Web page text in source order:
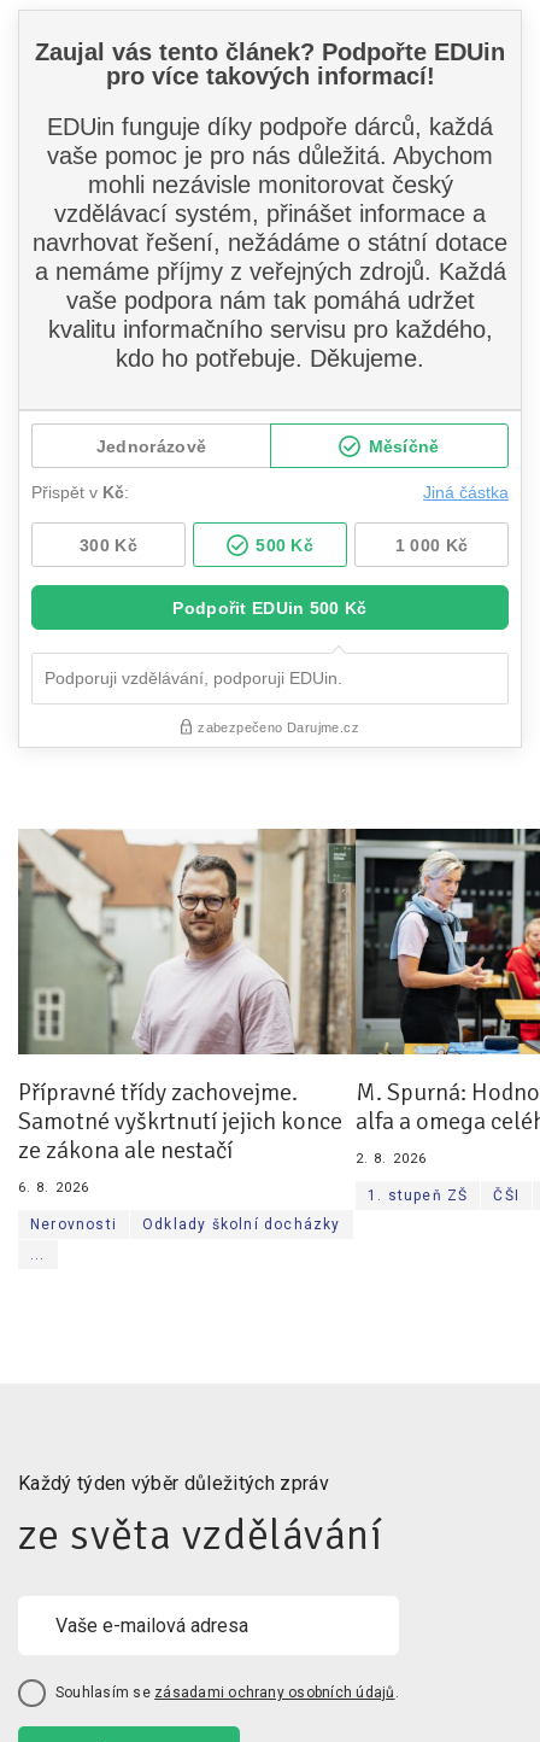
Přípravné třídy zachovejme.
Samotné vyškrtnutí jejich konce
ze zákona ale nestačí
6. 8. 2026
Nerovnosti
Odklady školní docházky
...
M. Spurná:
alfa a omega
2. 8. 2026
1. stupeň ZŠ ČŠI
Každý týden výběr důležitých zpráv
ze světa vzdělávání
Souhlasím se zásadami ochrany osobních údajů .